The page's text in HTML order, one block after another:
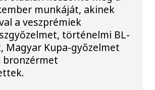
munkáját, akinek
a veszprémiek
történelmi BL-
Magyar Kupa-győzelmet
bronzérmet